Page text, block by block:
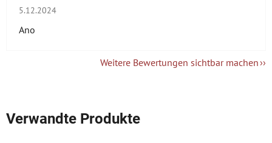
Die Shop-Bewertung beträgt 5 von 5 Sternen.
5.12.2024
Ano
Weitere Bewertungen sichtbar machen
Verwandte Produkte